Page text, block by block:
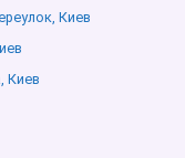
Киев
Киев